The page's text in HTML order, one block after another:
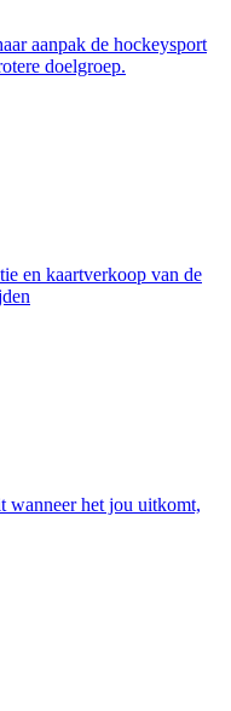
aanpak de hockeysport
doelgroep.
en kaartverkoop van de
wanneer het jou uitkomt,